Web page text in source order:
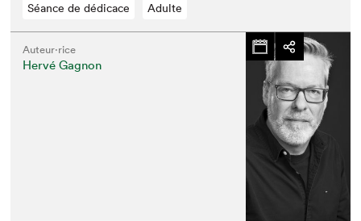
Séance de dédicace Adulte
Auteur·rice
Hervé Gagnon